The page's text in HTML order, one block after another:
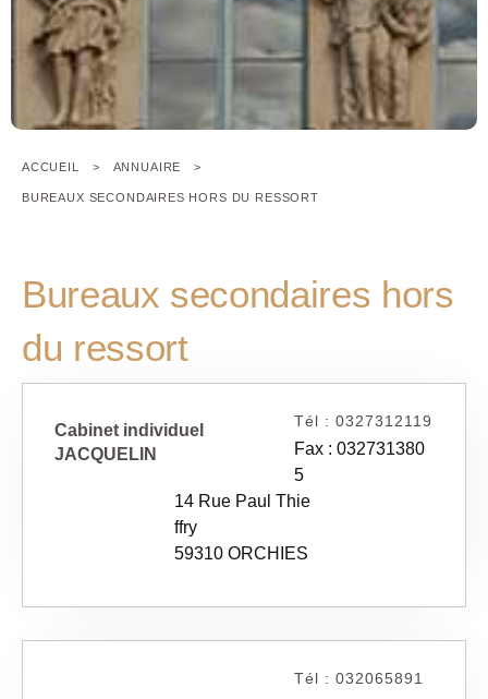
ACCUEIL ANNUAIRE
BUREAUX SECONDAIRES HORS DU RESSORT
Bureaux secondaires hors
du ressort
Cabinet individuel
JACQUELIN
Tél : 0327312119
Fax : 032731380
5
14 Rue Paul Thie
ffry
59310 ORCHIES
Tél : 032065891